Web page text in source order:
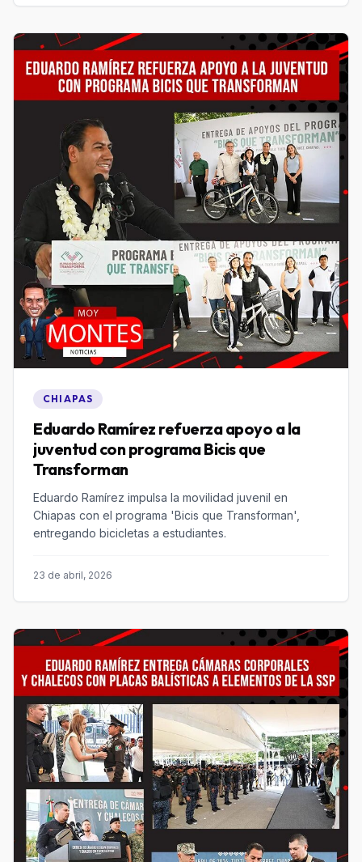
CHIAPAS
Eduardo Ramírez refuerza apoyo a la
juventud con programa Bicis que
Transforman
Eduardo Ramírez impulsa la movilidad juvenil en
Chiapas con el programa 'Bicis que Transforman',
entregando bicicletas a estudiantes.
23 de abril, 2026